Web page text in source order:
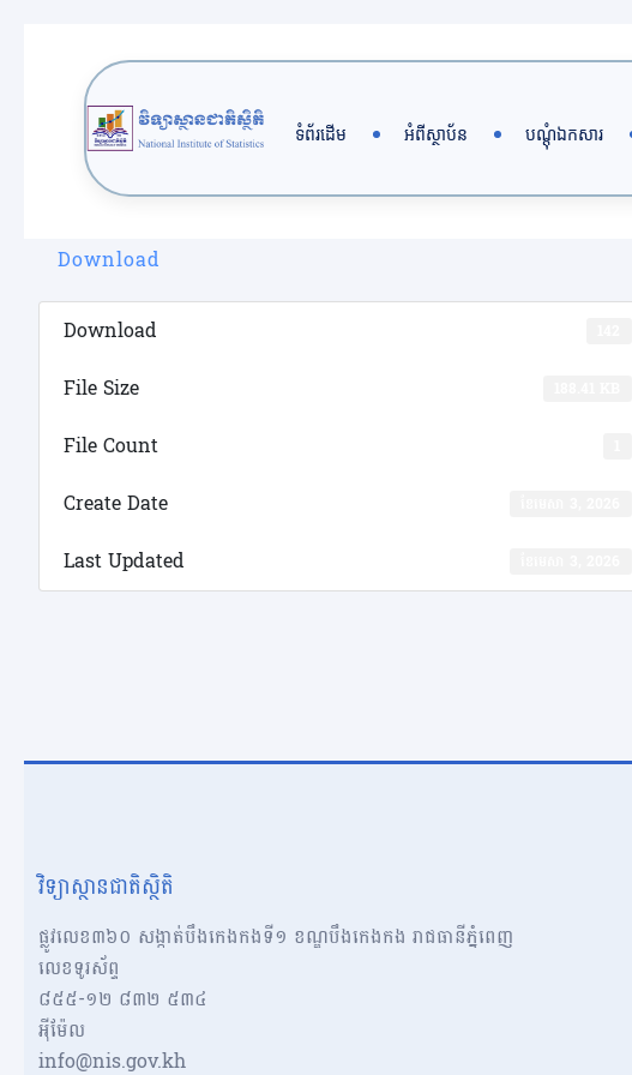
content
ទំព័រដើម អំពីស្ថាប័ន បណ្តុំឯកសារ
Download
Download
File Size
File Count
Create Date
Last Updated
វិទ្យាស្ថានជាតិស្ថិតិ
ផ្លូវលេខ៣៦០ សង្កាត់បឹងកេងកងទី១ ខណ្ឌបឹងកេងកង រាជធានីភ្នំពេញ
លេខទូរស័ព្ទ
៨៥៥-១២​​ ៨៣២ ៥៣៤
អុីម៉ែល
info@nis.gov.kh